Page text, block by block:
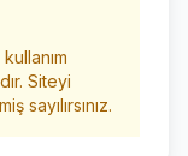
Siteyi
sayılırsınız.